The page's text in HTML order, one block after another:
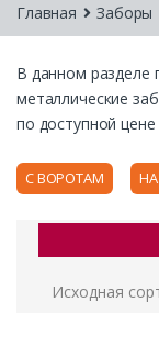
Главная Заборы
В данном разделе
металлические
по доступной
С ВОРОТАМ